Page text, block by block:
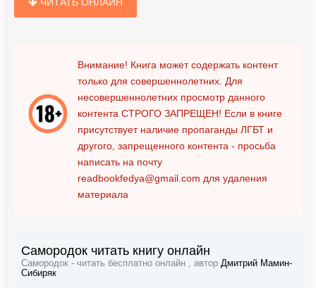
Внимание! Книга может содержать контент
только для совершеннолетних. Для
несовершеннолетних просмотр данного
контента СТРОГО ЗАПРЕЩЕН! Если в книге
присутствует наличие пропаганды ЛГБТ и
другого, запрещенного контента - просьба
написать на почту
readbookfedya@gmail.com для удаления
материала
Самородок читать книгу онлайн
Самородок - читать бесплатно онлайн , автор Дмитрий Мамин-
Сибиряк